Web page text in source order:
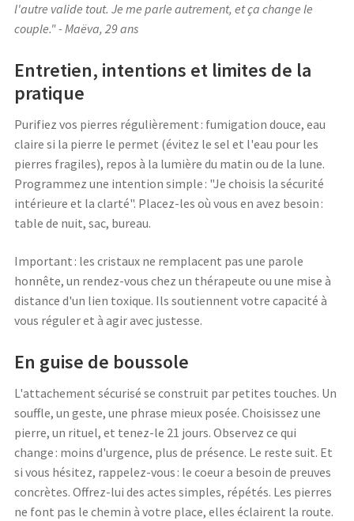
l'autre valide tout. Je me parle autrement, et ça change le
couple." - Maëva, 29 ans
Entretien, intentions et limites de la
pratique
Purifiez vos pierres régulièrement : fumigation douce, eau
claire si la pierre le permet (évitez le sel et l'eau pour les
pierres fragiles), repos à la lumière du matin ou de la lune.
Programmez une intention simple : "Je choisis la sécurité
intérieure et la clarté". Placez-les où vous en avez besoin :
table de nuit, sac, bureau.
Important : les cristaux ne remplacent pas une parole
honnête, un rendez-vous chez un thérapeute ou une mise à
distance d'un lien toxique. Ils soutiennent votre capacité à
vous réguler et à agir avec justesse.
En guise de boussole
L'attachement sécurisé se construit par petites touches. Un
souffle, un geste, une phrase mieux posée. Choisissez une
pierre, un rituel, et tenez-le 21 jours. Observez ce qui
change : moins d'urgence, plus de présence. Le reste suit. Et
si vous hésitez, rappelez-vous : le coeur a besoin de preuves
concrètes. Offrez-lui des actes simples, répétés. Les pierres
ne font pas le chemin à votre place, elles éclairent la route.